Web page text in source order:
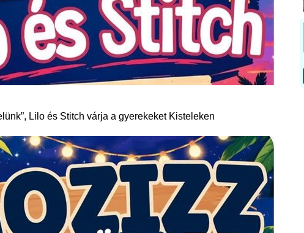
Lilo és Stitch várja a gyerekeket Kisteleken